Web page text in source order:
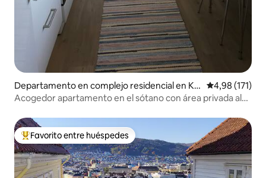
Departamento en complejo residencial en Kv
am
Calificación
4,98 (171)
Acogedor apartamento en el sótano con área privada al
Favorito entre los huéspedes más destacados
Favorito entre huéspedes